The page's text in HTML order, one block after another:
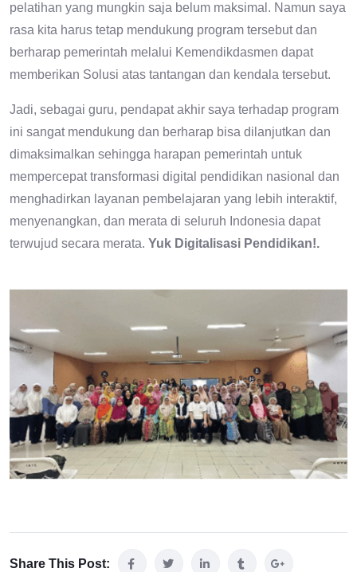
pelatihan yang mungkin saja belum maksimal. Namun saya
rasa kita harus tetap mendukung program tersebut dan
berharap pemerintah melalui Kemendikdasmen dapat
memberikan Solusi atas tantangan dan kendala tersebut.
Jadi, sebagai guru, pendapat akhir saya terhadap program
ini sangat mendukung dan berharap bisa dilanjutkan dan
dimaksimalkan sehingga harapan pemerintah untuk
mempercepat transformasi digital pendidikan nasional dan
menghadirkan layanan pembelajaran yang lebih interaktif,
menyenangkan, dan merata di seluruh Indonesia dapat
terwujud secara merata. Yuk Digitalisasi Pendidikan!.
Share This Post: